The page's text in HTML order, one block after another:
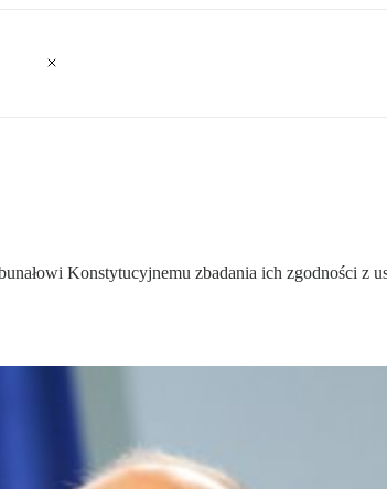
Konstytucyjnemu zbadania ich zgodności z